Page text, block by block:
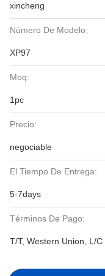
xincheng
Número De Modelo:
XP97
Moq:
1pc
Precio:
negociable
El Tiempo De Entrega:
5-7days
Términos De Pago:
T/T, Western Union, L/C